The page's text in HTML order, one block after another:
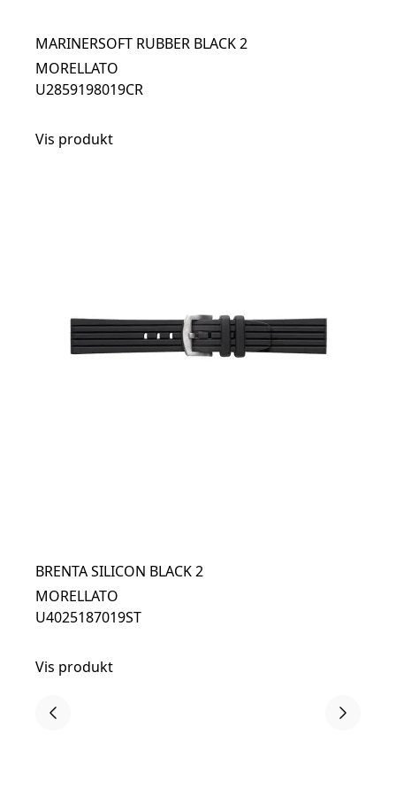
MARINERSOFT RUBBER BLACK 2
MORELLATO
U2859198019CR
Vis produkt
BRENTA SILICON BLACK 2
MORELLATO
U4025187019ST
Vis produkt